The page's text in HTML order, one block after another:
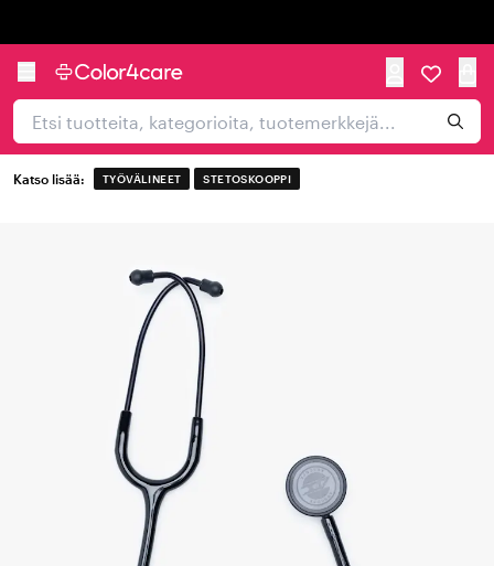
Katso lisää: TYÖVÄLINEET STETOSKOOPPI